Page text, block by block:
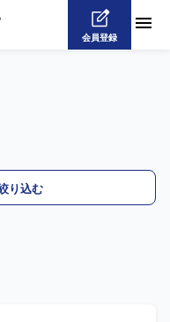
会員登録
り込む